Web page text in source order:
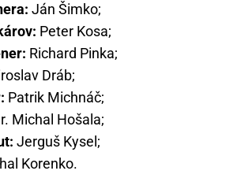
Ján Šimko;
Peter Kosa;
Richard Pinka;
Dráb;
Patrik Michnáč;
Michal Hošala;
Jerguš Kysel;
Korenko.